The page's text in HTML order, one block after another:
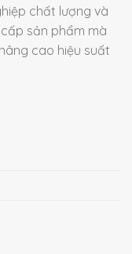
chất lượng và
sản phẩm mà
cao hiệu suất